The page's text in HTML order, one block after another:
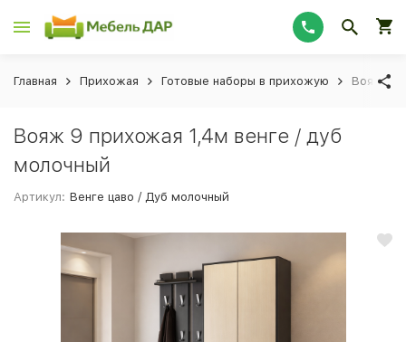
Главная Прихожая Готовые наборы в прихожую Вояж 9
Вояж 9 прихожая 1,4м венге / дуб
молочный
Артикул: Венге цаво / Дуб молочный